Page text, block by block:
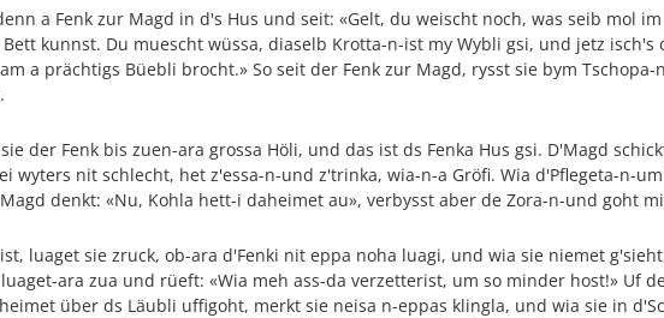
a Fenk zur Magd in d's Hus und seit: «Gelt, du weischt noch, was seib mol
kunnst. Du muescht wüssa, diaselb Krotta-n-ist my Wybli gsi, und jetz
a prächtigs Büebli brocht.» So seit der Fenk zur Magd, rysst sie bym
der Fenk bis zuen-ara grossa Höli, und das ist ds Fenka Hus gsi. D'Magd
wyters nit schlecht, het z'essa-n-und z'trinka, wia-n-a Gröfi. Wia d'Pflegeta-n-
denkt: «Nu, Kohla hett-i daheimet au», verbysst aber de Zora-n-und goht
luaget sie zruck, ob-ara d'Fenki nit eppa noha luagi, und wia sie niemet
ara zua und rüeft: «Wia meh ass-da verzetterist, um so minder host!» Uf
über ds Läubli uffigoht, merkt sie neisa n-eppas klingla, und wia sie in